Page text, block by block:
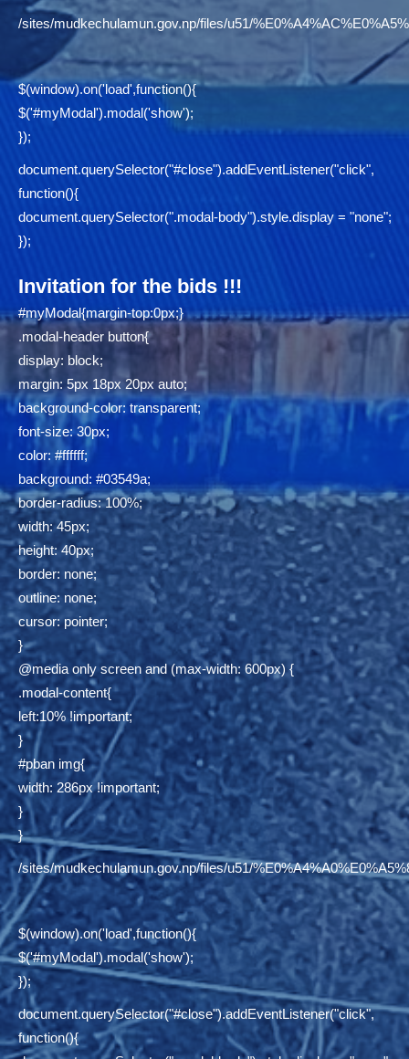
/sites/mudkechulamun.gov.np/files/u51/
$(window).on('load',function(){
$('#myModal').modal('show');
});
document.querySelector("#close").addEventListener("click",
function(){
document.querySelector(".modal-body").style.display = "none";
});
Invitation for the bids !!!
#myModal{margin-top:0px;}
.modal-header button{
display: block;
margin: 5px 18px 20px auto;
background-color: transparent;
font-size: 30px;
color: #ffffff;
background: #03549a;
border-radius: 100%;
width: 45px;
height: 40px;
border: none;
outline: none;
cursor: pointer;
}
@media only screen and (max-width: 600px) {
.modal-content{
left:10% !important;
}
#pban img{
width: 286px !important;
}
}
/sites/mudkechulamun.gov.np/files/u51/
$(window).on('load',function(){
$('#myModal').modal('show');
});
document.querySelector("#close").addEventListener("click",
function(){